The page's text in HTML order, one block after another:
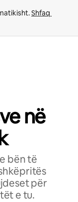
Shfaq
në
bën të
për
e tu.